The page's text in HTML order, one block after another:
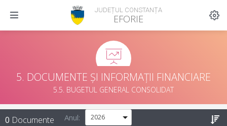
JUDEȚUL CONSTANȚA
EFORIE
5. DOCUMENTE ȘI INFORMAȚII FINANCIARE
5.5. BUGETUL GENERAL CONSOLIDAT
0 Documente Anul: